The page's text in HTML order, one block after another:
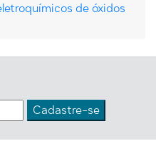
de óxidos